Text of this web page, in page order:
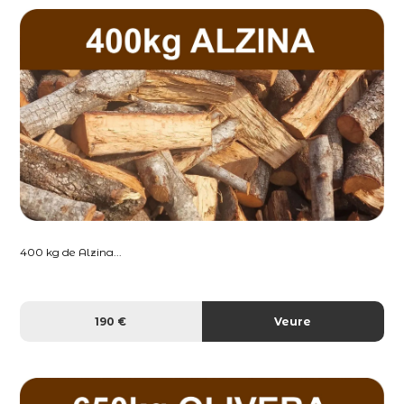
400 kg de Alzina...
190 € Veure